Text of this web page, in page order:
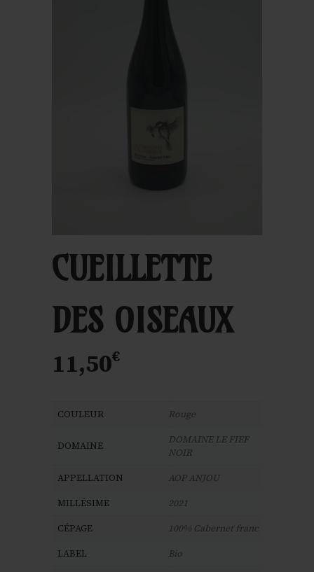
CUEILLETTE
DES OISEAUX
11,50€
COULEUR Rouge
DOMAINE
DOMAINE LE FIEF
NOIR
APPELLATION AOP ANJOU
MILLÉSIME 2021
CÉPAGE 100% Cabernet franc
LABEL Bio